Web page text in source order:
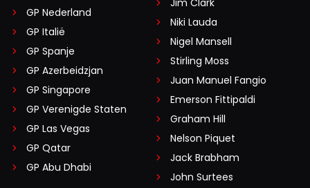
GP Nederland
GP Italië
GP Spanje
GP Azerbeidzjan
GP Singapore
GP Verenigde Staten
GP Las Vegas
GP Qatar
GP Abu Dhabi
Niki Lauda
Nigel Mansell
Stirling Moss
Juan Manuel Fangio
Emerson Fittipaldi
Graham Hill
Nelson Piquet
Jack Brabham
John Surtees